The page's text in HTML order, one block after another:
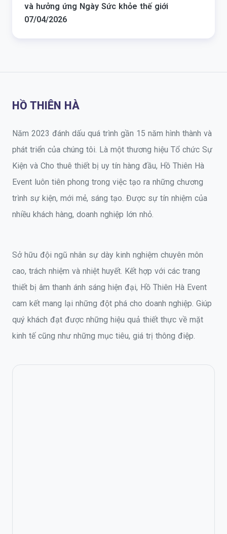
và hưởng ứng Ngày Sức khỏe thế giới
07/04/2026
HỒ THIÊN HÀ
Năm 2023 đánh dấu quá trình gần 15 năm hình thành và
phát triển của chúng tôi. Là một thương hiệu Tổ chức Sự
Kiện và Cho thuê thiết bị uy tín hàng đầu, Hồ Thiên Hà
Event luôn tiên phong trong việc tạo ra những chương
trình sự kiện, mới mẻ, sáng tạo. Được sự tín nhiệm của
nhiều khách hàng, doanh nghiệp lớn nhỏ.
Sở hữu đội ngũ nhân sự dày kinh nghiệm chuyên môn
cao, trách nhiệm và nhiệt huyết. Kết hợp với các trang
thiết bị âm thanh ánh sáng hiện đại, Hồ Thiên Hà Event
cam kết mang lại những đột phá cho doanh nghiệp. Giúp
quý khách đạt được những hiệu quả thiết thực về mặt
kinh tế cũng như những mục tiêu, giá trị thông điệp.